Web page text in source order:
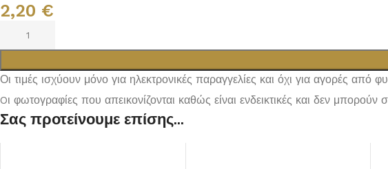
2,20 €
Οι τιμές ισχύουν μόνο για ηλεκτρονικές παραγγελίες και όχι για αγορές από
Oι φωτογραφίες που απεικονίζονται καθώς είναι ενδεικτικές και δεν
Σας προτείνουμε επίσης...